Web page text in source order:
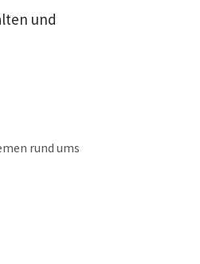
und
rund ums